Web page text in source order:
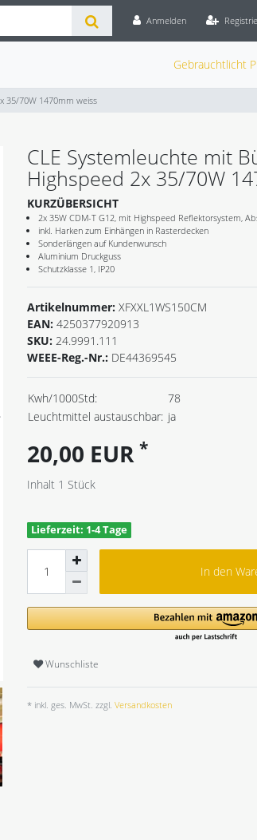
Anmelden
Gebrauchtlicht
35/70W 1470mm weiss
CLE Systemleuchte mit
Highspeed 2x 35/70W
KURZÜBERSICHT
2x 35W CDM-T G12, mit Highspeed Reflektorsystem,
inkl. Harken zum Einhängen in Rasterdecken
Sonderlängen auf Kundenwunsch
Aluminium Druckguss
Schutzklasse 1, IP20
Artikelnummer: XFXXL1WS150CM
EAN: 4250377920913
SKU: 24.9991.111
WEEE-Reg.-Nr.: DE44369545
Kwh/1000Std:
78
Leuchtmittel austauschbar: ja
20,00 EUR *
Inhalt 1 Stück
Lieferzeit: 1-4 Tage
In den
Wunschliste
* inkl. ges. MwSt. zzgl. Versandkosten